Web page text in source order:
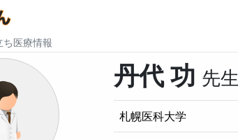
ち医療情報
丹代 功 先生
札幌医科大学